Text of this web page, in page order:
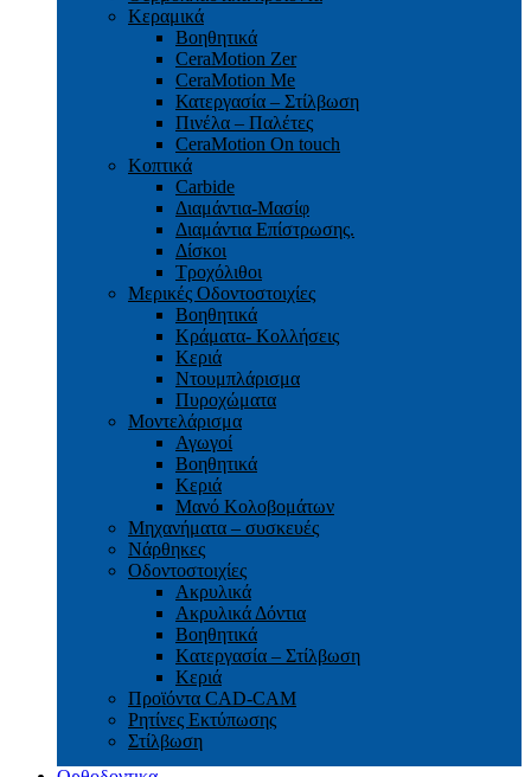
Κεραμικά
Βοηθητικά
CeraMotion Zer
CeraMotion Me
Κατεργασία – Στίλβωση
Πινέλα – Παλέτες
CeraMotion On touch
Κοπτικά
Carbide
Διαμάντια-Μασίφ
Διαμάντια Επίστρωσης.
Δίσκοι
Τροχόλιθοι
Μερικές Οδοντοστοιχίες
Bοηθητικά
Κράματα- Κολλήσεις
Κεριά
Ντουμπλάρισμα
Πυροχώματα
Μοντελάρισμα
Αγωγοί
Βoηθητικά
Κεριά
Μανό Κολοβομάτων
Μηχανήματα – συσκευές
Νάρθηκες
Οδοντοστοιχίες
Aκρυλικά
Ακρυλικά Δόντια
Βoηθητικά
Kατεργασία – Στίλβωση
Κεριά
Προϊόντα CAD-CAM
Ρητίνες Εκτύπωσης
Στίλβωση